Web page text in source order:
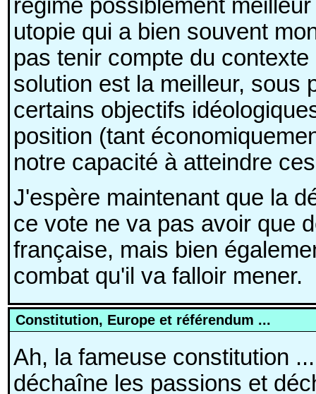
régime possiblement
utopie qui a bien souvent
pas tenir compte du
solution est la meilleur, sous
certains objectifs
position (tant
notre capacité à atteindre
J'espère maintenant que la
ce vote ne va pas avoir que
française, mais bien
combat qu'il va falloir mener.
Constitution, Europe et référendum ...
Ah, la fameuse constitution
déchaîne les passions et